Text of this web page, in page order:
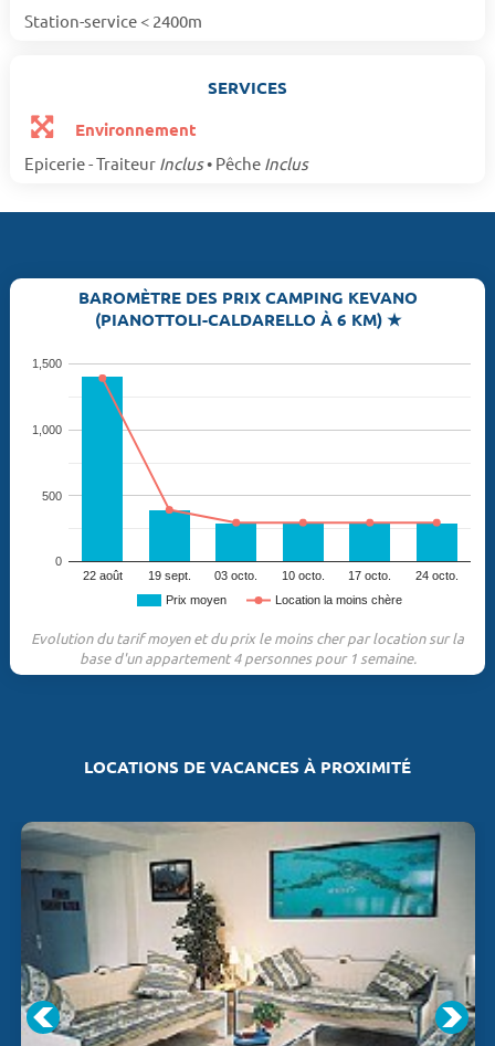
Station-service < 2400m
SERVICES
Environnement
Epicerie - Traiteur Inclus• Pêche Inclus
BAROMÈTRE DES PRIX CAMPING KEVANO
(PIANOTTOLI-CALDARELLO À 6 KM) ★
Prix moyen Location la moins chère
22 août 19 sept. 03 octo. 10 octo. 17 octo. 24 octo.
0
500
1,000
1,500
Evolution du tarif moyen et du prix le moins cher par location sur la
base d'un appartement 4 personnes pour 1 semaine.
LOCATIONS DE VACANCES À PROXIMITÉ